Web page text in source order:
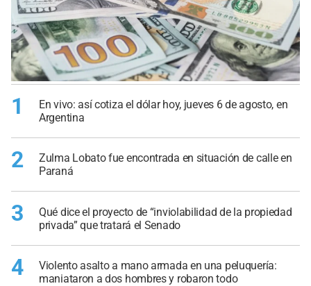
1
En vivo: así cotiza el dólar hoy, jueves 6 de agosto, en
Argentina
2
Zulma Lobato fue encontrada en situación de calle en
Paraná
3
Qué dice el proyecto de “inviolabilidad de la propiedad
privada” que tratará el Senado
4
Violento asalto a mano armada en una peluquería:
maniataron a dos hombres y robaron todo